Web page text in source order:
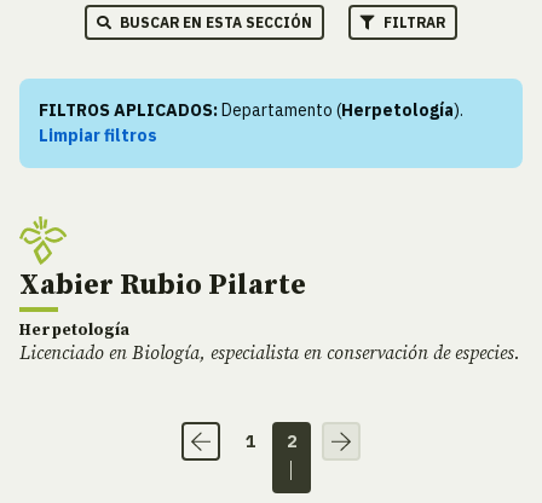
BUSCAR EN ESTA SECCIÓN FILTRAR
FILTROS APLICADOS:Departamento (Herpetología).
Limpiar filtros
Xabier Rubio Pilarte
Herpetología
Licenciado en Biología, especialista en conservación de especies.
1 2